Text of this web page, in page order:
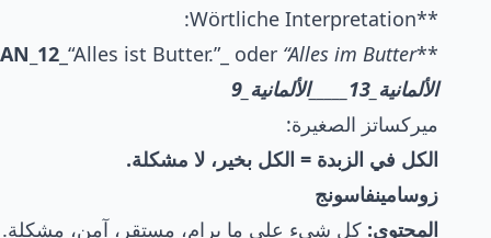
**Wörtliche Interpretation:
**
_“Alles ist Butter.”_ oder “Alles im Butter.”
الألمانية_13_____الألمانية_9
ميركساتز الصغيرة:
الكل في الزبدة = الكل بخير، لا مشكلة.
زوسامينفاسونج
المحتوى: كل شيء على ما يرام، مستقر، آمن، مشكلة.